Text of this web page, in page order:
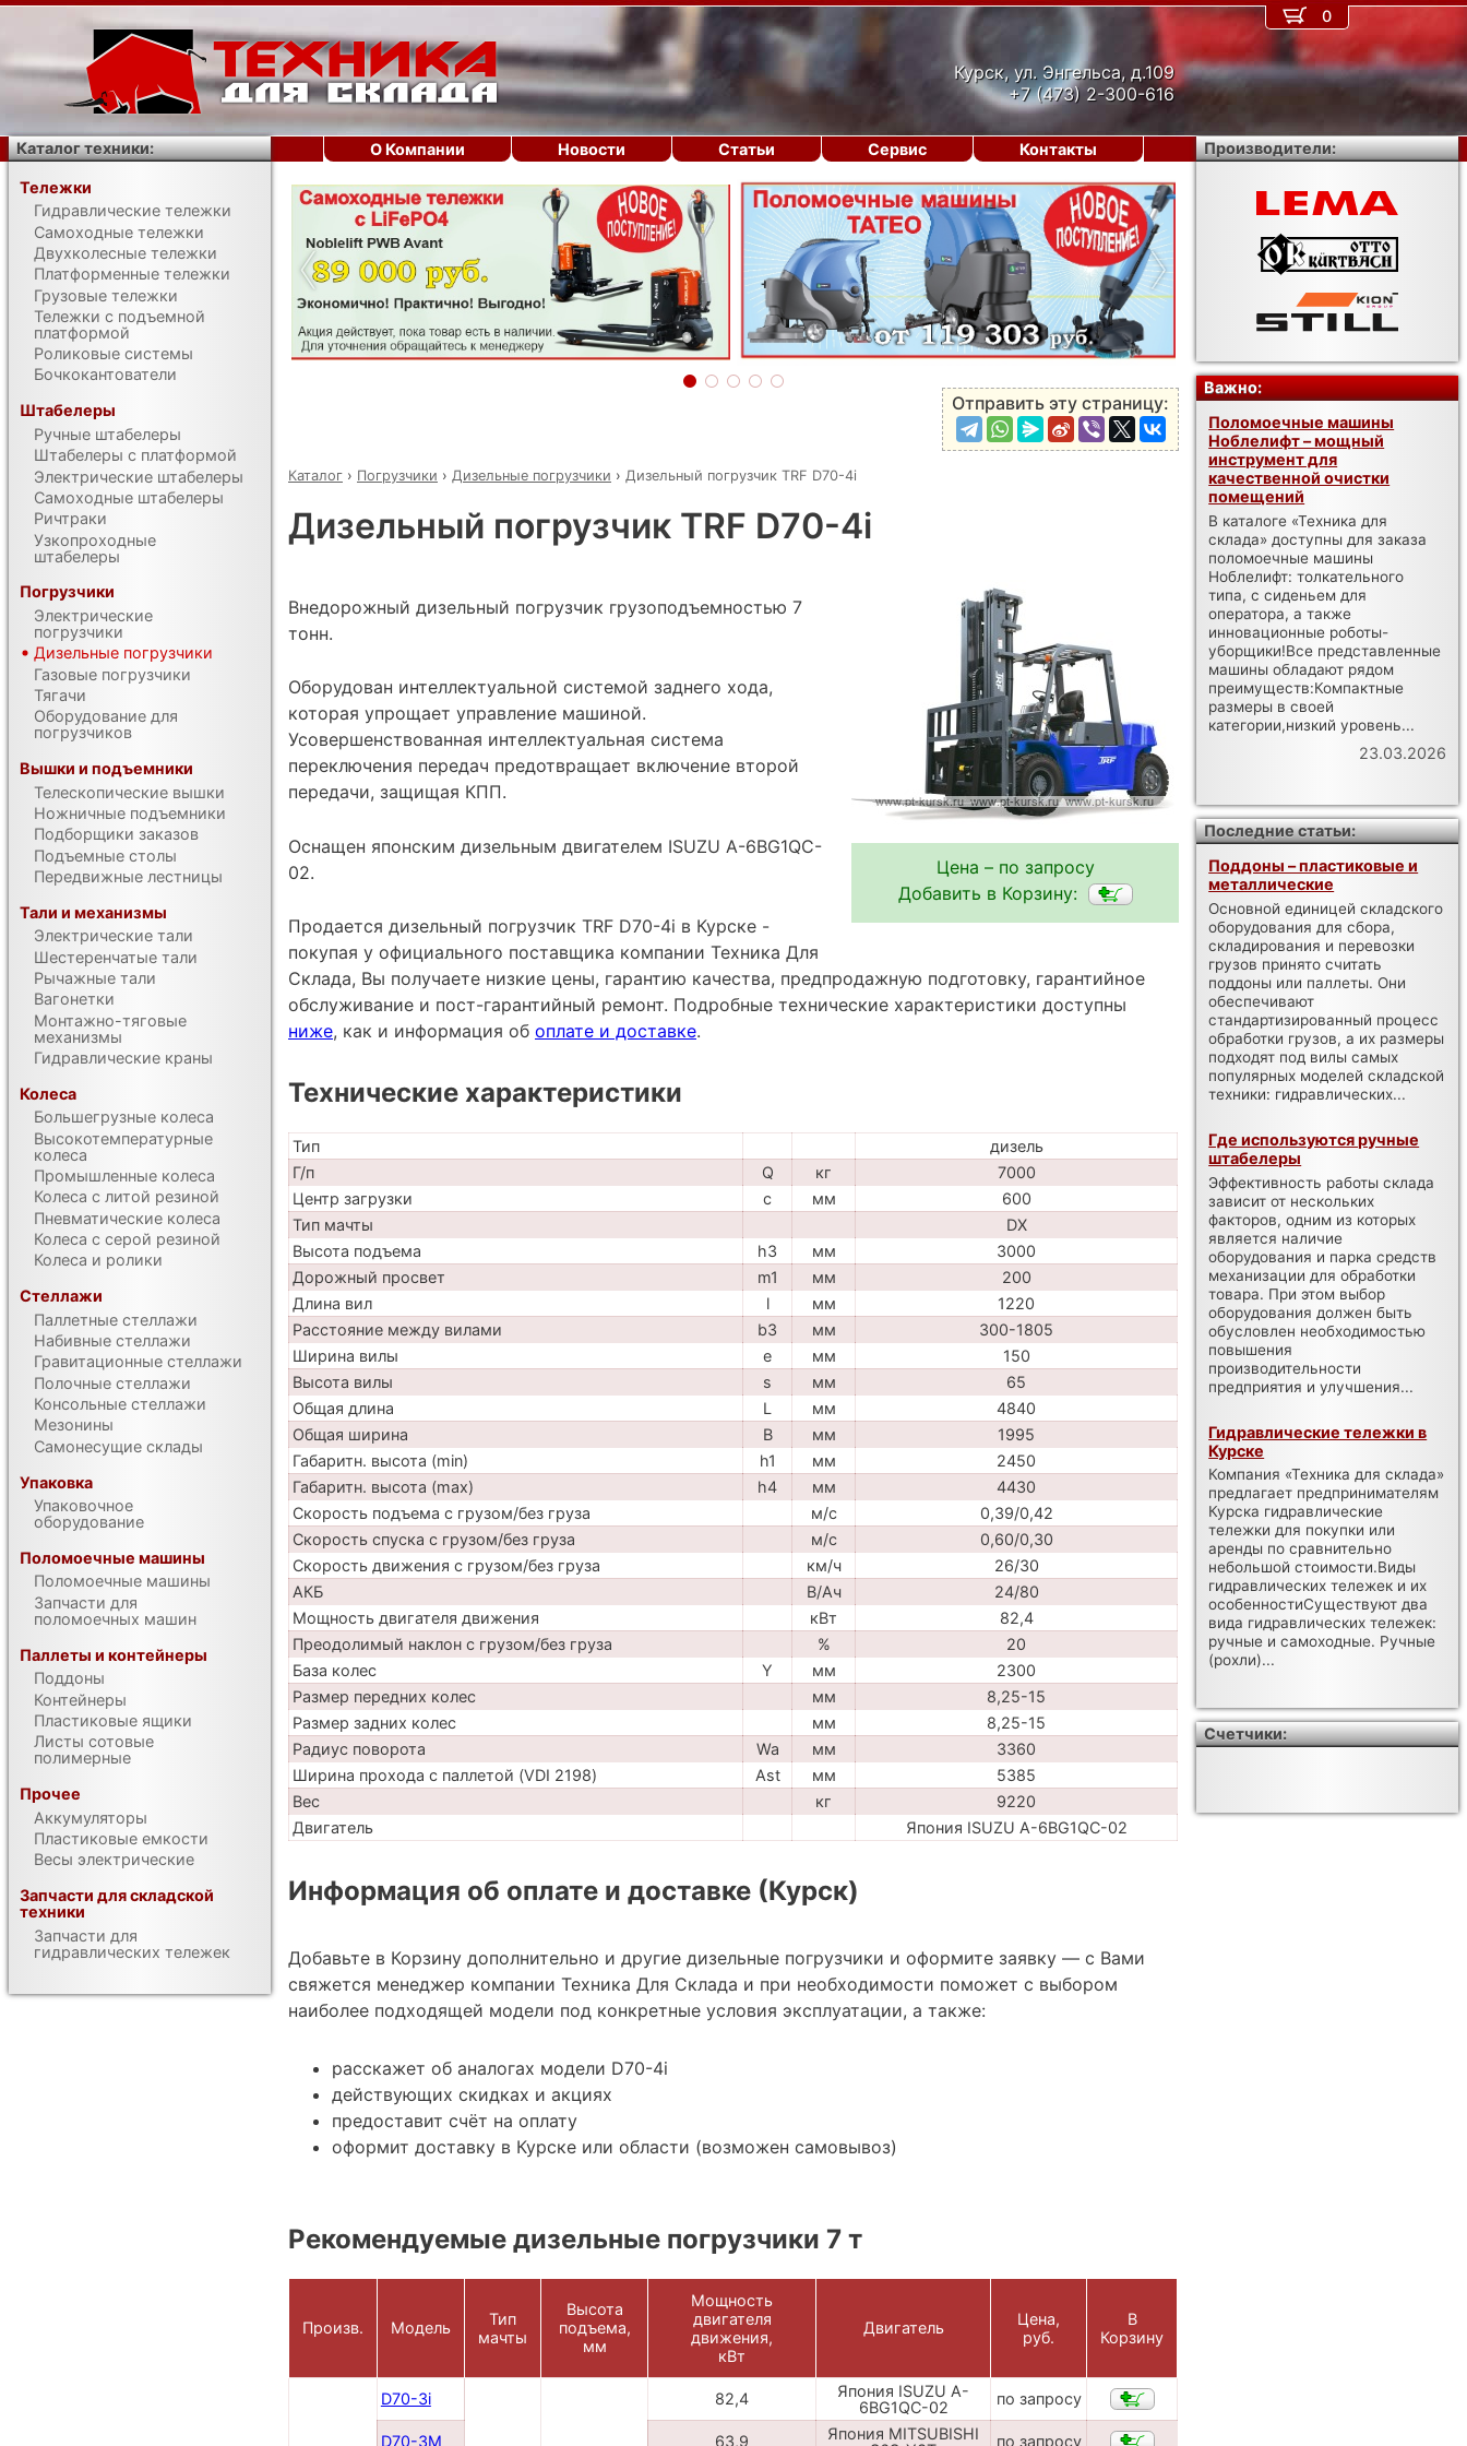
Курск, ул. Энгельса, д.109
+7 (473) 2-300-616
‹ ›
Отправить эту страницу:
Каталог › Погрузчики › Дизельные погрузчики › Дизельный погрузчик TRF D70-4i
Дизельный погрузчик TRF D70-4i
Цена – по запросу
Добавить в Корзину:
Внедорожный дизельный погрузчик грузоподъемностью 7
тонн.
Оборудован интеллектуальной системой заднего хода,
которая упрощает управление машиной.
Усовершенствованная интеллектуальная система
переключения передач предотвращает включение второй
передачи, защищая КПП.
Оснащен японским дизельным двигателем ISUZU A-6BG1QC-
02.
Продается дизельный погрузчик TRF D70-4i в Курске -
покупая у официального поставщика компании Техника Для
Склада, Вы получаете низкие цены, гарантию качества, предпродажную подготовку, гарантийное
обслуживание и пост-гарантийный ремонт. Подробные технические характеристики доступны
ниже, как и информация об оплате и доставке.
Технические характеристики
Тип
дизель
Г/п
Q кг
7000
Центр загрузки
c мм
600
Тип мачты
DX
Высота подъема
h3 мм
3000
Дорожный просвет
m1 мм
200
Длина вил
l мм
1220
Расстояние между вилами
b3 мм
300-1805
Ширина вилы
e мм
150
Высота вилы
s мм
65
Общая длина
L мм
4840
Общая ширина
B мм
1995
Габаритн. высота (min)
h1 мм
2450
Габаритн. высота (max)
h4 мм
4430
Скорость подъема с грузом/без груза
м/с
0,39/0,42
Скорость спуска с грузом/без груза
м/с
0,60/0,30
Скорость движения с грузом/без груза
км/ч
26/30
АКБ
В/Ач
24/80
Мощность двигателя движения
кВт
82,4
Преодолимый наклон с грузом/без груза
%
20
База колес
Y мм
2300
Размер передних колес
мм
8,25-15
Размер задних колес
мм
8,25-15
Радиус поворота
Wa мм
3360
Ширина прохода с паллетой (VDI 2198)
Ast мм
5385
Вес
кг
9220
Двигатель
Япония ISUZU A-6BG1QC-02
Информация об оплате и доставке (Курск)
Добавьте в Корзину дополнительно и другие дизельные погрузчики и оформите заявку — с Вами
свяжется менеджер компании Техника Для Склада и при необходимости поможет с выбором
наиболее подходящей модели под конкретные условия эксплуатации, а также:
расскажет об аналогах модели D70-4i
действующих скидках и акциях
предоставит счёт на оплату
оформит доставку в Курске или области (возможен самовывоз)
Рекомендуемые дизельные погрузчики 7 т
Произв. Модель
Тип
мачты
Высота
подъема,
мм
Мощность
двигателя
движения,
кВт
Двигатель
Цена,
руб.
В
Корзину
D70-3i 82,4
Япония ISUZU A-
6BG1QC-02
по запросу
D70-3M 63,9
Япония MITSUBISHI
по запросу
0
О Компании Новости Статьи Сервис Контакты
Каталог техники:
Тележки
Гидравлические тележки
Самоходные тележки
Двухколесные тележки
Платформенные тележки
Грузовые тележки
Тележки с подъемной
платформой
Роликовые системы
Бочкокантователи
Штабелеры
Ручные штабелеры
Штабелеры с платформой
Электрические штабелеры
Самоходные штабелеры
Ричтраки
Узкопроходные
штабелеры
Погрузчики
Электрические
погрузчики
Дизельные погрузчики
Газовые погрузчики
Тягачи
Оборудование для
погрузчиков
Вышки и подъемники
Телескопические вышки
Ножничные подъемники
Подборщики заказов
Подъемные столы
Передвижные лестницы
Тали и механизмы
Электрические тали
Шестеренчатые тали
Рычажные тали
Вагонетки
Монтажно-тяговые
механизмы
Гидравлические краны
Колеса
Большегрузные колеса
Высокотемпературные
колеса
Промышленные колеса
Колеса с литой резиной
Пневматические колеса
Колеса с серой резиной
Колеса и ролики
Стеллажи
Паллетные стеллажи
Набивные стеллажи
Гравитационные стеллажи
Полочные стеллажи
Консольные стеллажи
Мезонины
Самонесущие склады
Упаковка
Упаковочное
оборудование
Поломоечные машины
Поломоечные машины
Запчасти для
поломоечных машин
Паллеты и контейнеры
Поддоны
Контейнеры
Пластиковые ящики
Листы сотовые
полимерные
Прочее
Аккумуляторы
Пластиковые емкости
Весы электрические
Запчасти для складской
техники
Запчасти для
гидравлических тележек
Производители:
Важно:
Поломоечные машины
Ноблелифт – мощный
инструмент для
качественной очистки
помещений
В каталоге «Техника для
склада» доступны для заказа
поломоечные машины
Ноблелифт: толкательного
типа, с сиденьем для
оператора, а также
инновационные роботы-
уборщики!Все представленные
машины обладают рядом
преимуществ:Компактные
размеры в своей
категории,низкий уровень...
23.03.2026
Последние статьи:
Поддоны – пластиковые и
металлические
Основной единицей складского
оборудования для сбора,
складирования и перевозки
грузов принято считать
поддоны или паллеты. Они
обеспечивают
стандартизированный процесс
обработки грузов, а их размеры
подходят под вилы самых
популярных моделей складской
техники: гидравлических...
Где используются ручные
штабелеры
Эффективность работы склада
зависит от нескольких
факторов, одним из которых
является наличие
оборудования и парка средств
механизации для обработки
товара. При этом выбор
оборудования должен быть
обусловлен необходимостью
повышения
производительности
предприятия и улучшения...
Гидравлические тележки в
Курске
Компания «Техника для склада»
предлагает предпринимателям
Курска гидравлические
тележки для покупки или
аренды по сравнительно
небольшой стоимости.Виды
гидравлических тележек и их
особенностиСуществуют два
вида гидравлических тележек:
ручные и самоходные. Ручные
(рохли)...
Счетчики: